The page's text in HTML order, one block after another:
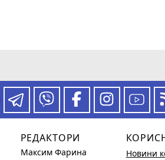
РЕДАКТОРИ
Максим Фарина
Новини